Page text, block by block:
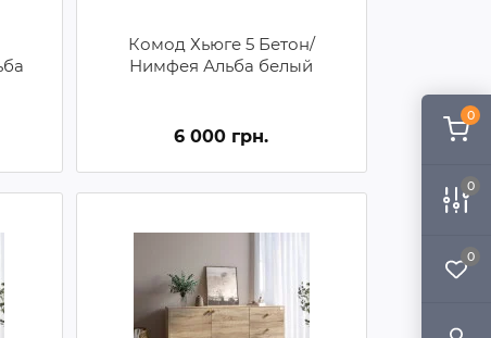
0
0
0
Комод Хьюге 5 Бетон/
Нимфея Альба белый
6 000 грн.